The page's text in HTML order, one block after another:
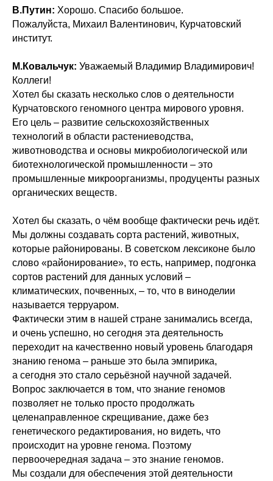
В.Путин: Хорошо. Спасибо большое.
Пожалуйста, Михаил Валентинович, Курчатовский
институт.
М.Ковальчук: Уважаемый Владимир Владимирович!
Коллеги!
Хотел бы сказать несколько слов о деятельности
Курчатовского геномного центра мирового уровня.
Его цель – развитие сельскохозяйственных
технологий в области растениеводства,
животноводства и основы микробиологической или
биотехнологической промышленности – это
промышленные микроорганизмы, продуценты разных
органических веществ.
Хотел бы сказать, о чём вообще фактически речь идёт.
Мы должны создавать сорта растений, животных,
которые районированы. В советском лексиконе было
слово «районирование», то есть, например, подгонка
сортов растений для данных условий –
климатических, почвенных, – то, что в виноделии
называется терруаром.
Фактически этим в нашей стране занимались всегда,
и очень успешно, но сегодня эта деятельность
переходит на качественно новый уровень благодаря
знанию генома – раньше это была эмпирика,
а сегодня это стало серьёзной научной задачей.
Вопрос заключается в том, что знание геномов
позволяет не только просто продолжать
целенаправленное скрещивание, даже без
генетического редактирования, но видеть, что
происходит на уровне генома. Поэтому
первоочередная задача – это знание геномов.
Мы создали для обеспечения этой деятельности